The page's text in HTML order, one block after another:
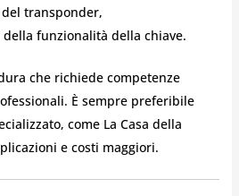
transponder,
funzionalità della chiave.
che richiede competenze
È sempre preferibile
come La Casa della
e costi maggiori.